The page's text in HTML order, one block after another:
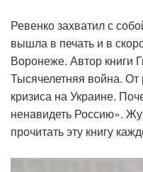
Ревенко захватил с
вышла в печать и в
Воронеже. Автор книги
Тысячелетняя война.
кризиса на Украине.
ненавидеть Россию».
прочитать эту книгу